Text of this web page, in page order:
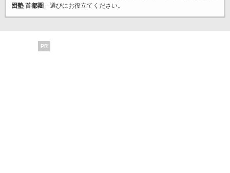
団塾 首都圏 」選びにお役立てください。
PR